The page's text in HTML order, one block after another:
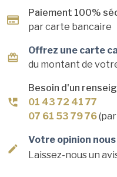
Paiement 100%
par carte bancaire
Offrez une carte
du montant de
Besoin d'un
01 43 72 41 77
07 61 53 79 76
Votre opinion
Laissez-nous un